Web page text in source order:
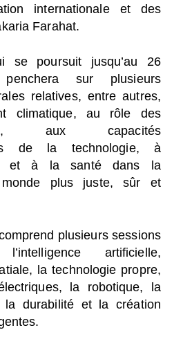
internationale et des
Farahat.
se poursuit jusqu’au 26
sur plusieurs
relatives, entre autres,
climatique, au rôle des
aux capacités
de la technologie, à
et à la santé dans la
monde plus juste, sûr et
plusieurs sessions
artificielle,
la technologie propre,
la robotique, la
la durabilité et la création